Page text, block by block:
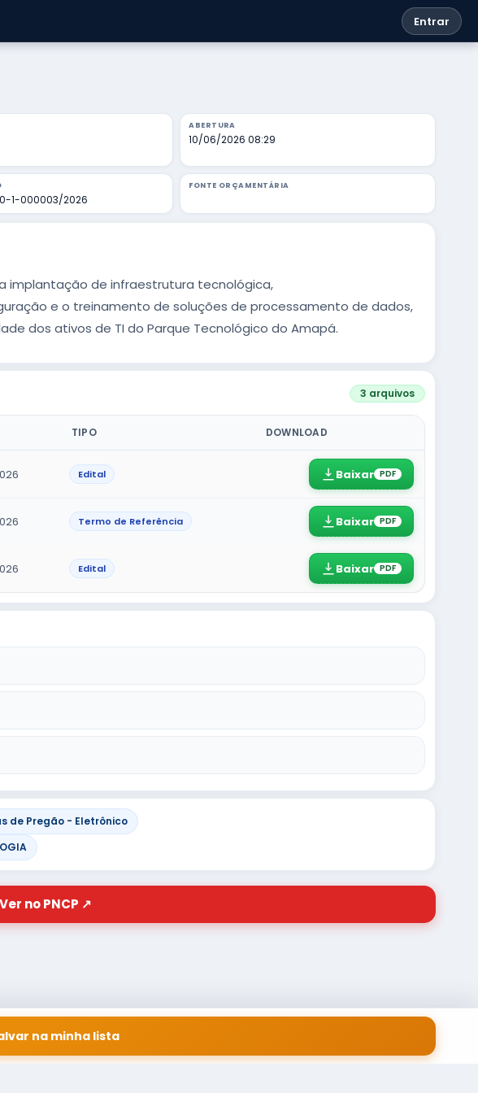
Entrar
ABERTURA
10/06/2026 08:29
1-000003/2026
FONTE ORÇAMENTÁRIA
implantação de infraestrutura tecnológica,
e o treinamento de soluções de processamento de dados,
dos ativos de TI do Parque Tecnológico do Amapá.
3 arquivos
TIPO DOWNLOAD
Edital Baixar PDF
Termo de Referência Baixar PDF
Edital Baixar PDF
de Pregão - Eletrônico
Ver no PNCP ↗
na minha lista